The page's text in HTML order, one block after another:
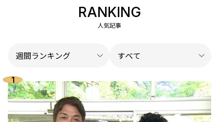
RANKING
人気記事